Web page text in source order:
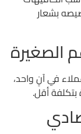
بشعار
مطعمك صغيرًا ولا يحتاج لأكثر من 10 عملاء في آنٍ واحد،
أقل.